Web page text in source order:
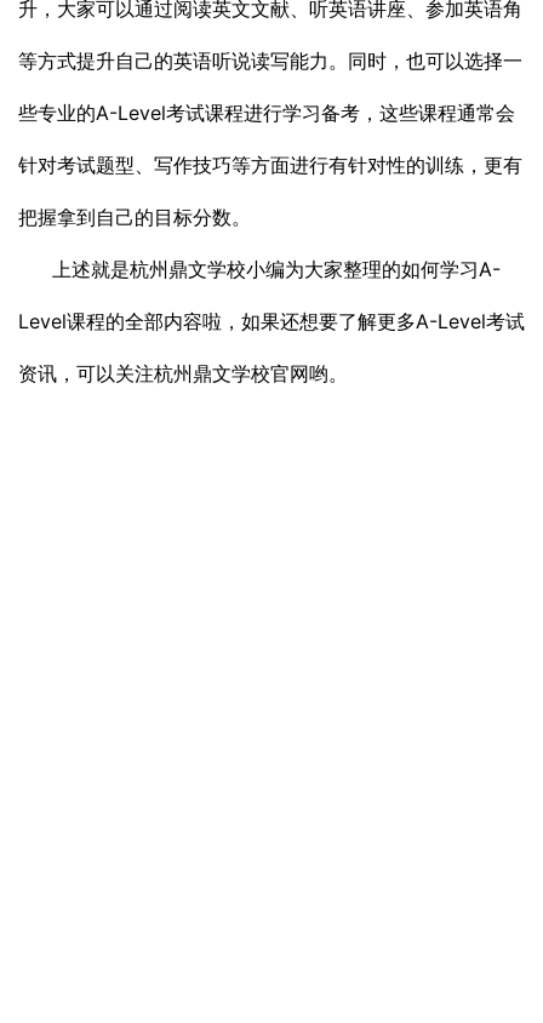
升，大家可以通过阅读英文文献、听英语讲座、参加英语角
等方式提升自己的英语听说读写能力。同时，也可以选择一
些专业的A-Level考试课程进行学习备考，这些课程通常会
针对考试题型、写作技巧等方面进行有针对性的训练，更有
把握拿到自己的目标分数。
上述就是杭州鼎文学校小编为大家整理的如何学习A-
Level课程的全部内容啦，如果还想要了解更多A-Level考试
资讯，可以关注杭州鼎文学校官网哟。